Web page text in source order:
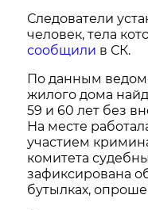
Следователи
человек, тела
сообщили в СК.
По данным
жилого дома
59 и 60 лет без
На месте
участием
комитета
зафиксирована
бутылках,